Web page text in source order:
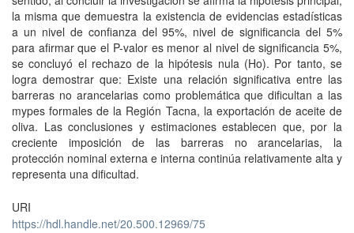
la misma que demuestra la existencia de evidencias estadísticas
a un nivel de confianza del 95%, nivel de significancia del 5%
para afirmar que el P-valor es menor al nivel de significancia 5%,
se concluyó el rechazo de la hipótesis nula (Ho). Por tanto, se
logra demostrar que: Existe una relación significativa entre las
barreras no arancelarias como problemática que dificultan a las
mypes formales de la Región Tacna, la exportación de aceite de
oliva. Las conclusiones y estimaciones establecen que, por la
creciente imposición de las barreras no arancelarias, la
protección nominal externa e interna continúa relativamente alta y
representa una dificultad.
URI
https://hdl.handle.net/20.500.12969/75